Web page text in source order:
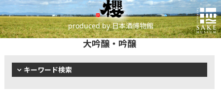
produced by 日本酒博物館
大吟醸・吟醸
キーワード検索